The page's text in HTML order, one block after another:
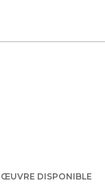
ŒUVRE DISPONIBLE